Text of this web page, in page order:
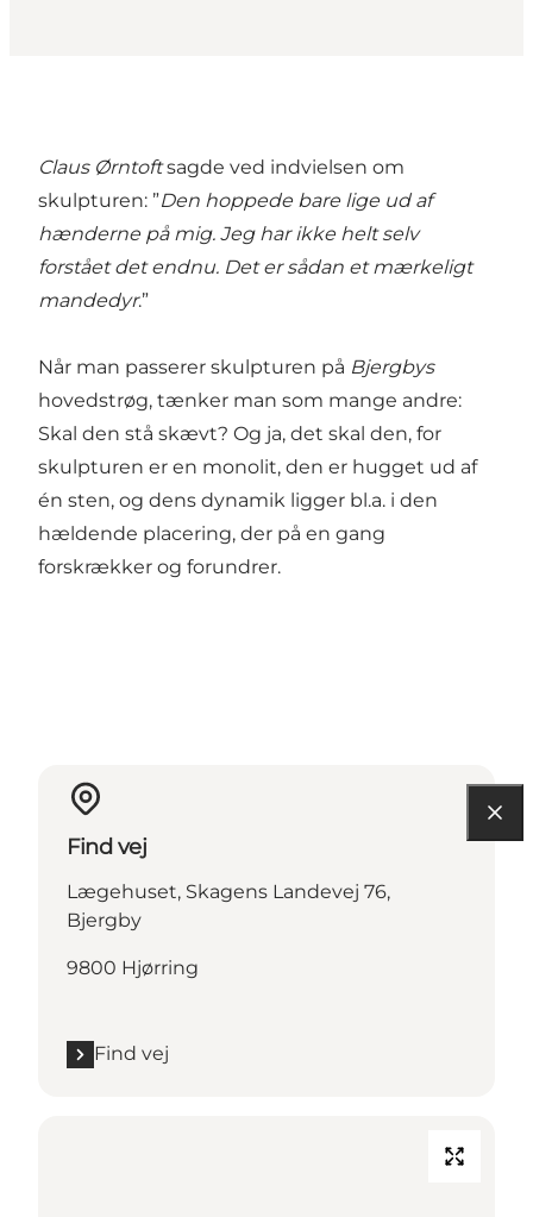
Claus Ørntoftsagde ved indvielsen om
skulpturen: ”Den hoppede bare lige ud af
hænderne på mig. Jeg har ikke helt selv
forstået det endnu. Det er sådan et mærkeligt
mandedyr.”
Når man passerer skulpturen på Bjergbys
hovedstrøg, tænker man som mange andre:
Skal den stå skævt? Og ja, det skal den, for
skulpturen er en monolit, den er hugget ud af
én sten, og dens dynamik ligger bl.a. i den
hældende placering, der på en gang
forskrækker og forundrer.
Find vej
Lægehuset, Skagens Landevej 76,
Bjergby
9800 Hjørring
Find vej